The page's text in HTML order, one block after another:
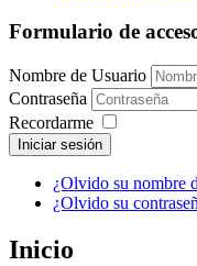
Formulario de
Nombre de Usuario
Contraseña
Recordarme
Iniciar sesión
¿Olvido su nombre
¿Olvido su
Inicio